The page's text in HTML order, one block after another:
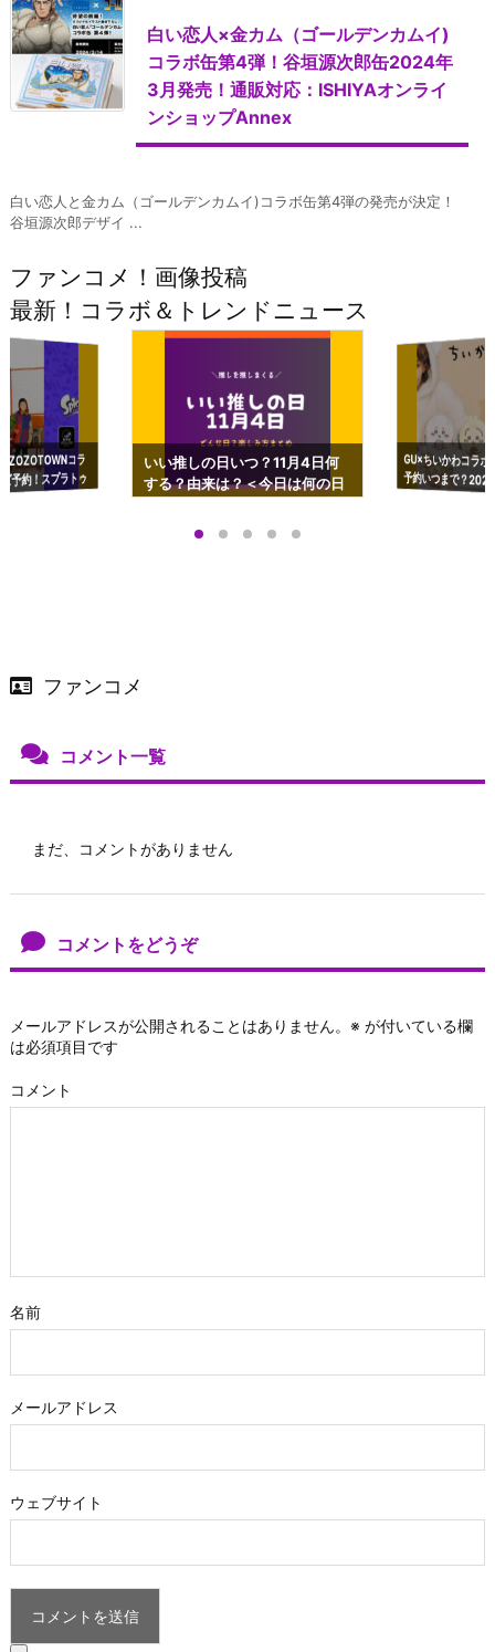
白い恋人×金カム（ゴールデンカムイ)
コラボ缶第4弾！谷垣源次郎缶2024年
3月発売！通販対応：ISHIYAオンライ
ンショップAnnex
白い恋人と金カム（ゴールデンカムイ)コラボ缶第4弾の発売が決定！
谷垣源次郎デザイ ...
ファンコメ！画像投稿
最新！コラボ＆トレンドニュース
コラ
予約！スプラトゥ
ップも渋谷Hz
いい推しの日いつ？11月4日何
する？由来は？＜今日は何の日
GU×ちいかわコラ
予約いつまで？
ーチやショルダー
ファンコメ
コメント一覧
まだ、コメントがありません
コメントをどうぞ
メールアドレスが公開されることはありません。 ※ が付いている欄
は必須項目です
コメント
名前
メールアドレス
ウェブサイト